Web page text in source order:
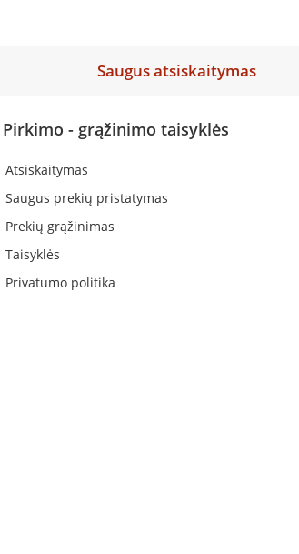
Saugus atsiskaitymas
Pirkimo - grąžinimo taisyklės
Atsiskaitymas
Saugus prekių pristatymas
Prekių grąžinimas
Taisyklės
Privatumo politika